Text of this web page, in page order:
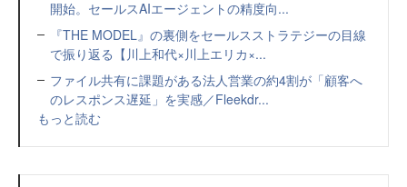
開始。セールスAIエージェントの精度向...
『THE MODEL』の裏側をセールスストラテジーの目線
で振り返る【川上和代×川上エリカ×...
ファイル共有に課題がある法人営業の約4割が「顧客へ
のレスポンス遅延」を実感／Fleekdr...
もっと読む